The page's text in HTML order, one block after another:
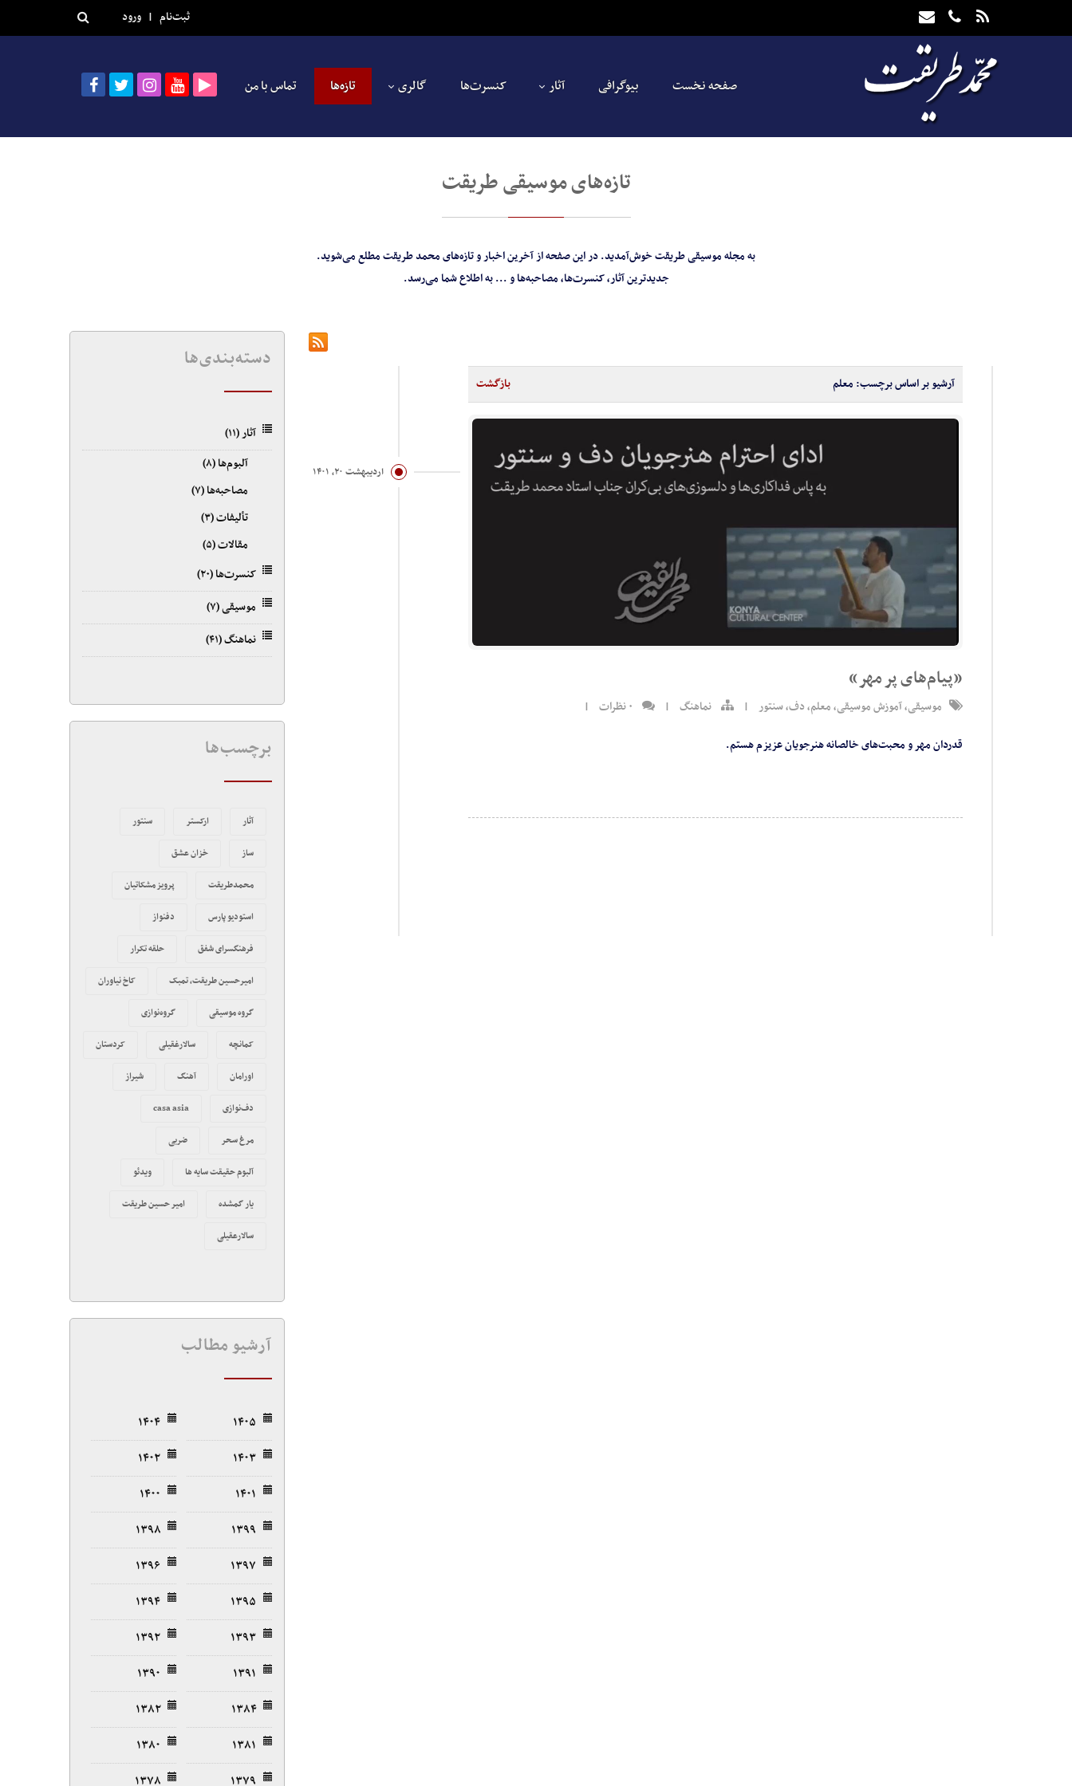
ثبت‌نام | ورود
صفحه نخست بیوگرافی آثار کنسرت‌ها گالری تازه‌ها تماس با من
تازه‌های موسیقی طریقت
به مجله‌ موسیقی طریقت خوش‌آمدید. در این صفحه از آخرین اخبار و تازه‌های محمد طریقت مطلع می‌شوید.
جدید‌ترین آثار، کنسرت‌ها، مصاحبه‌ها و ... به اطلاع شما می‌رسد.
آرشیو بر اساس برچسب: معلم بازگشت
اردیبهشت ۲۰, ۱۴۰۱
«پیام‌های پر مهر»
موسیقی,آموزش موسیقی,معلم,دف,سنتور | نماهنگ | ۰ نظرات |
قدردان مهر و محبت‌های خالصانه هنرجویان عزیزم هستم.
دسته‌بندی‌ها
آثار(۱۱)
آلبوم‌ها(۸)
مصاحبه‌ها(۷)
تألیفات(۳)
مقالات(۵)
کنسرت‌ها(۲۰)
موسیقی(۷)
نماهنگ(۴۱)
برچسب‌ها
آثار ارکستر سنتور
ساز خزان عشق
محمدطریقت پرویز مشکاتیان
استودیو پارس دفنواز
فرهنگسرای شفق حلقه تکرار
امیرحسین طریقت، تمبک کاخ نیاوران
گروه موسیقی گروه‌نوازی
کمانچه سالارغقیلی کردستان
اورامان آهنگ شیراز
دف‌نوازی casa asia
مرغ سحر ضربی
آلبوم حقیقت سایه ها ویدئو
یار گمشده امیر حسین طریقت
سالارعقیلی
آرشیو مطالب
۱۴۰۵
۱۴۰۴
۱۴۰۳
۱۴۰۲
۱۴۰۱
۱۴۰۰
۱۳۹۹
۱۳۹۸
۱۳۹۷
۱۳۹۶
۱۳۹۵
۱۳۹۴
۱۳۹۳
۱۳۹۲
۱۳۹۱
۱۳۹۰
۱۳۸۴
۱۳۸۲
۱۳۸۱
۱۳۸۰
۱۳۷۹
۱۳۷۸